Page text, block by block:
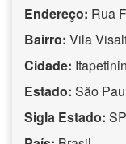
Endereço: Rua
Bairro: Vila
Cidade:
Estado: São
Sigla Estado: SP